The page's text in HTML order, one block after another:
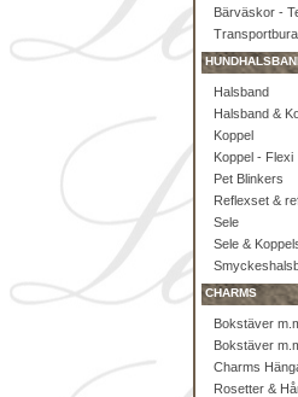
Bärväskor -
Halsband
Halsband &
Koppel
Koppel - Flexi
Pet Blinkers
Reflexset &
Sele
Sele &
CHARMS
Bokstäver
Bokstäver
Charms
Rosetter &